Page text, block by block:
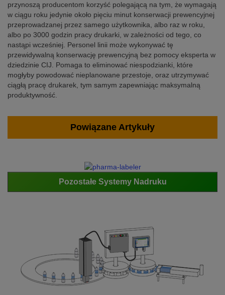
przynoszą producentom korzyść polegającą na tym, że wymagają
w ciągu roku jedynie około pięciu minut konserwacji prewencyjnej
przeprowadzanej przez samego użytkownika, albo raz w roku,
albo po 3000 godzin pracy drukarki, w zależności od tego, co
nastąpi wcześniej. Personel linii może wykonywać tę
przewidywalną konserwację prewencyjną bez pomocy eksperta w
dziedzinie CIJ. Pomaga to eliminować niespodzianki, które
mogłyby powodować nieplanowane przestoje, oraz utrzymywać
ciągłą pracę drukarek, tym samym zapewniając maksymalną
produktywność.
Powiązane Artykuły
Pozostałe Systemy Nadruku